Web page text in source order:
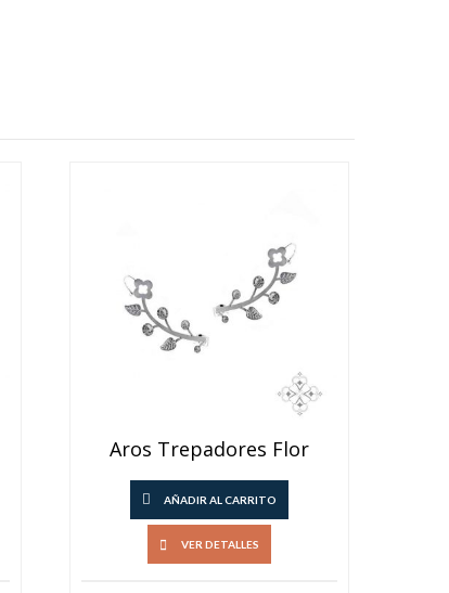
Aros Trepadores Flor
AÑADIR AL CARRITO
VER DETALLES